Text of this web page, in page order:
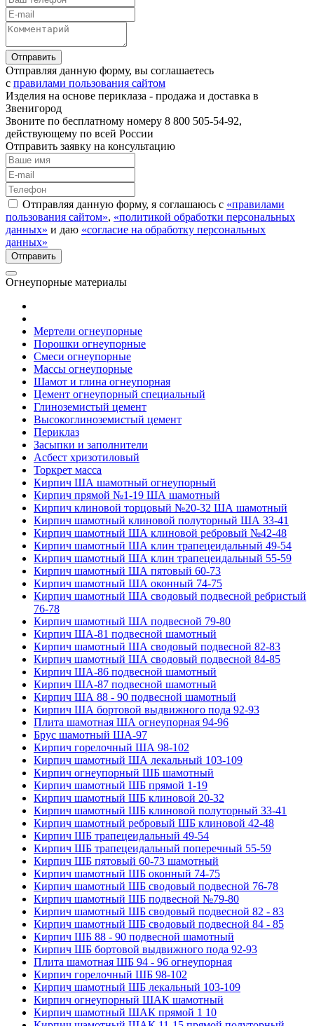
Отправляя данную форму, вы соглашаетесь
с правилами пользования сайтом
Изделия на основе периклаза - продажа и доставка в
Звенигород
Звоните по бесплатному номеру 8 800 505-54-92,
действующему по всей России
Отправить заявку на консультацию
Отправляя данную форму, я соглашаюсь с «правилами
пользования сайтом», «политикой обработки персональных
данных» и даю «согласие на обработку персональных
данных»
Огнеупорные материалы
Мертели огнеупорные
Порошки огнеупорные
Смеси огнеупорные
Массы огнеупорные
Шамот и глина огнеупорная
Цемент огнеупорный специальный
Глиноземистый цемент
Высокоглиноземистый цемент
Периклаз
Засыпки и заполнители
Асбест хризотиловый
Торкрет масса
Кирпич ША шамотный огнеупорный
Кирпич прямой №1-19 ША шамотный
Кирпич клиновой торцовый №20-32 ША шамотный
Кирпич шамотный клиновой полуторный ША 33-41
Кирпич шамотный ША клиновой ребровый №42-48
Кирпич шамотный ША клин трапецеидальный 49-54
Кирпич шамотный ША клин трапецеидальный 55-59
Кирпич шамотный ША пятовый 60-73
Кирпич шамотный ША оконный 74-75
Кирпич шамотный ША сводовый подвесной ребристый
76-78
Кирпич шамотный ША подвесной 79-80
Кирпич ША-81 подвесной шамотный
Кирпич шамотный ША сводовый подвесной 82-83
Кирпич шамотный ША сводовый подвесной 84-85
Кирпич ША-86 подвесной шамотный
Кирпич ША-87 подвесной шамотный
Кирпич ША 88 - 90 подвесной шамотный
Кирпич ША бортовой выдвижного пода 92-93
Плита шамотная ША огнеупорная 94-96
Брус шамотный ША-97
Кирпич горелочный ША 98-102
Кирпич шамотный ША лекальный 103-109
Кирпич огнеупорный ШБ шамотный
Кирпич шамотный ШБ прямой 1-19
Кирпич шамотный ШБ клиновой 20-32
Кирпич шамотный ШБ клиновой полуторный 33-41
Кирпич шамотный ребровый ШБ клиновой 42-48
Кирпич ШБ трапецеидальный 49-54
Кирпич ШБ трапецеидальный поперечный 55-59
Кирпич ШБ пятовый 60-73 шамотный
Кирпич шамотный ШБ оконный 74-75
Кирпич шамотный ШБ сводовый подвесной 76-78
Кирпич шамотный ШБ подвесной №79-80
Кирпич шамотный ШБ сводовый подвесной 82 - 83
Кирпич шамотный ШБ сводовый подвесной 84 - 85
Кирпич ШБ 88 - 90 подвесной шамотный
Кирпич ШБ бортовой выдвижного пода 92-93
Плита шамотная ШБ 94 - 96 огнеупорная
Кирпич горелочный ШБ 98-102
Кирпич шамотный ШБ лекальный 103-109
Кирпич огнеупорный ШАК шамотный
Кирпич шамотный ШАК прямой 1 10